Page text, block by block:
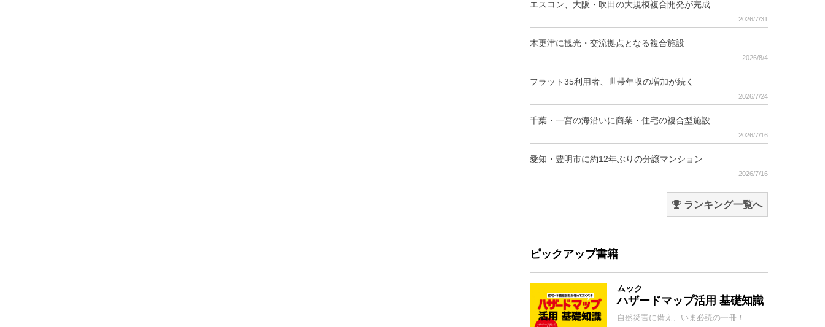
エスコン、大阪・吹田の大規模複合開発が完成
2026/7/31
木更津に観光・交流拠点となる複合施設
2026/8/4
フラット35利用者、世帯年収の増加が続く
2026/7/24
千葉・一宮の海沿いに商業・住宅の複合型施設
2026/7/16
愛知・豊明市に約12年ぶりの分譲マンション
2026/7/16
ランキング一覧へ
ピックアップ書籍
ムック
ハザードマップ活用 基礎知識
自然災害に備え、いま必読の一冊！